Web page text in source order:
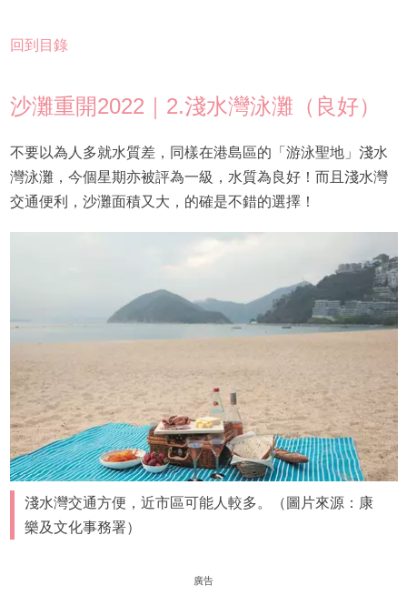
回到目錄
沙灘重開2022｜2.淺水灣泳灘（良好）
不要以為人多就水質差，同樣在港島區的「游泳聖地」淺水
灣泳灘，今個星期亦被評為一級，水質為良好！而且淺水灣
交通便利，沙灘面積又大，的確是不錯的選擇！
淺水灣交通方便，近市區可能人較多。（圖片來源：康
樂及文化事務署）
廣告